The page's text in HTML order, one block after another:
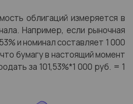
облигаций измеряется в
Например, если рыночная
и номинал составляет 1 000
бумагу в настоящий момент
за 101,53%*1 000 руб. = 1